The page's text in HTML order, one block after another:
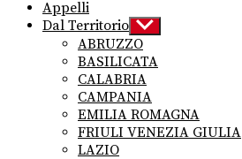
Appelli
Dal Territorio Show
sub
menu
ABRUZZO
BASILICATA
CALABRIA
CAMPANIA
EMILIA ROMAGNA
FRIULI VENEZIA GIULIA
LAZIO